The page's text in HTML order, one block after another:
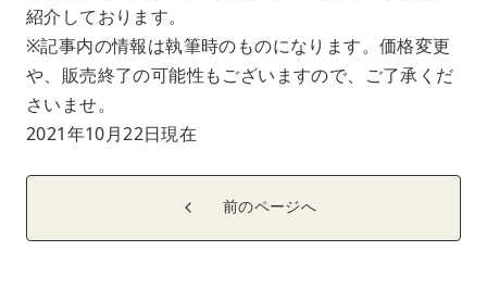
紹介しております。
※記事内の情報は執筆時のものになります。価格変更
や、販売終了の可能性もございますので、ご了承くだ
さいませ。
2021年10月22日現在
前のページへ